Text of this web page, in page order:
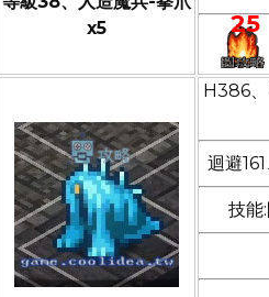
x5
25
H386
迴避
技能